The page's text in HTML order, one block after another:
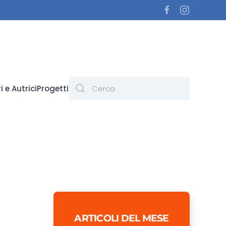
e AutriciProgetti
ARTICOLI DEL MESE